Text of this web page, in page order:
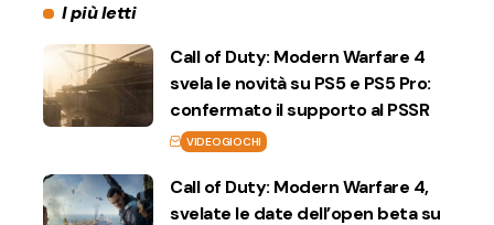
I più letti
Call of Duty: Modern Warfare 4
svela le novità su PS5 e PS5 Pro:
confermato il supporto al PSSR
VIDEOGIOCHI
Call of Duty: Modern Warfare 4,
svelate le date dell’open beta su